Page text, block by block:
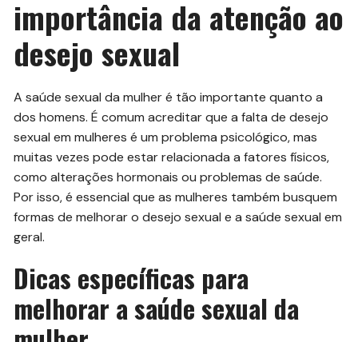
importância da atenção ao
desejo sexual
A saúde sexual da mulher é tão importante quanto a
dos homens. É comum acreditar que a falta de desejo
sexual em mulheres é um problema psicológico, mas
muitas vezes pode estar relacionada a fatores físicos,
como alterações hormonais ou problemas de saúde.
Por isso, é essencial que as mulheres também busquem
formas de melhorar o desejo sexual e a saúde sexual em
geral.
Dicas específicas para
melhorar a saúde sexual da